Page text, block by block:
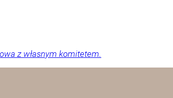
z własnym komitetem.